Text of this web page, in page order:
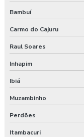
Treinamento de
Treinamento nr 31
Treinamento nr 5
Treinamento nr 6
Treinamento online nr
Treinamento online nr
Bambuí
Carmo do Cajuru
Raul Soares
Inhapim
Ibiá
Muzambinho
Perdões
Itambacuri